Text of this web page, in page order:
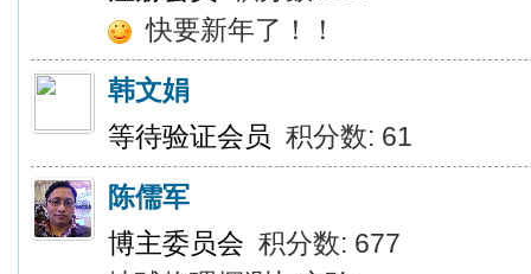
快要新年了！！
韩文娟
等待验证会员 积分数: 61
陈儒军
博主委员会 积分数: 677